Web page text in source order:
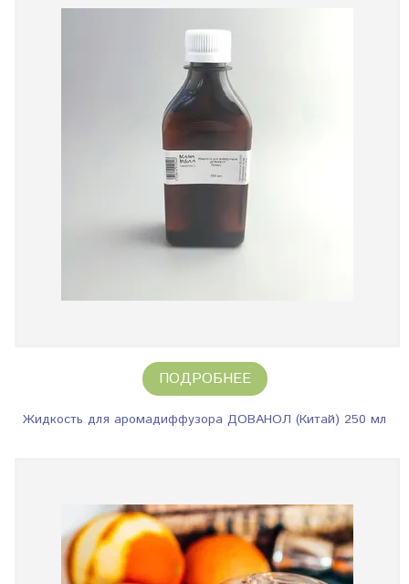
ПОДРОБНЕЕ
Жидкость для аромадиффузора ДОВАНОЛ (Китай) 250 мл